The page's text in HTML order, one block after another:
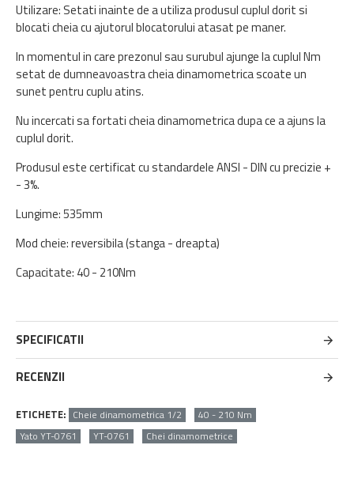
Utilizare: Setati inainte de a utiliza produsul cuplul dorit si
blocati cheia cu ajutorul blocatorului atasat pe maner.
In momentul in care prezonul sau surubul ajunge la cuplul Nm
setat de dumneavoastra cheia dinamometrica scoate un
sunet pentru cuplu atins.
Nu incercati sa fortati cheia dinamometrica dupa ce a ajuns la
cuplul dorit.
Produsul este certificat cu standardele ANSI - DIN cu precizie +
- 3%.
Lungime: 535mm
Mod cheie: reversibila (stanga - dreapta)
Capacitate: 40 - 210Nm
SPECIFICATII
RECENZII
ETICHETE: Cheie dinamometrica 1/2
40 - 210 Nm
Yato YT-0761
YT-0761 Chei dinamometrice